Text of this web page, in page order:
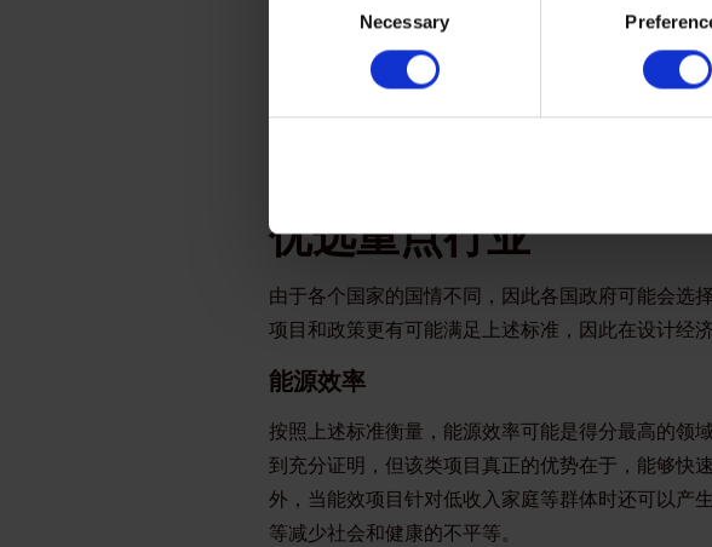
Necessary
可能需要更长时间才能产生影响的干预措施
产，并能够降低向净零经济转型的成本。
现有项目。同时刺激措施必须有前瞻性，能够为
优选重点行业
由于各个国家的国情不同，因此各国政府可能会选
项目和政策更有可能满足上述标准，因此在设计经
能源效率
按照上述标准衡量，能源效率可能是得分最高的领
到充分证明，但该类项目真正的优势在于，能够快
外，当能效项目针对低收入家庭等群体时还可以产
等减少社会和健康的不平等。